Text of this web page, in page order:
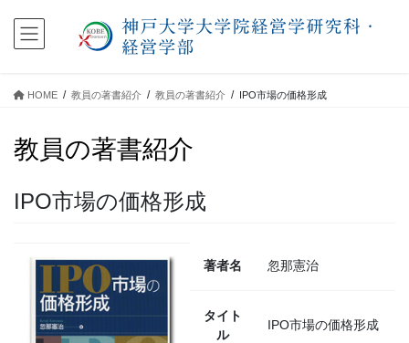
HOME 教員の著書紹介 教員の著書紹介 IPO市場の価格形成
教員の著書紹介
IPO市場の価格形成
著者名 忽那憲治
タイト
ル
IPO市場の価格形成